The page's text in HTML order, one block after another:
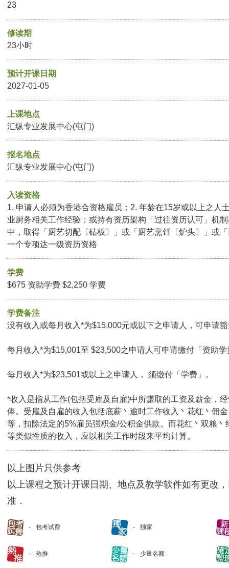
23
修读期
23小时
预计开课日期
2027-01-05
上课地点
汇纵专业发展中心(屯门)
报名地点
汇纵专业发展中心(屯门)
入读资格
1. 申请人必须为香港合资格雇员；2. 年龄在15岁或以上之人
业厨务相关工作经验；或持有资历架构「过往资历认可」机
中，取得「厨艺切配〔砧板〕」或「厨艺烹饪〔炉头〕」或
一个专项达一级资历资格
学费
$675 资助学费 $2,250 学费
学费备注
没有收入或每月收入*为$15,000元或以下之申请人，可申请
每月收入*为$15,001至 $23,500之申请人可申请缴付「资助学
每月收入*为$23,501或以上之申请人， 须缴付「学费」。
*收入是指从工作(包括受雇及自雇)中所赚取的工资及薪金，
俸。受雇及自雇的收入包括底薪丶逾时工作收入丶花红丶佣
等，扣除法定的5%雇员强积金/公积金供款。而花红丶双粮丶
等类似性质的收入，应以相关工作时段来平均计算。
以上图片只供参考
以上课程之预计开课日期、地点及教学软件如有更改
准．
包考试费 独家
热推 少量名额